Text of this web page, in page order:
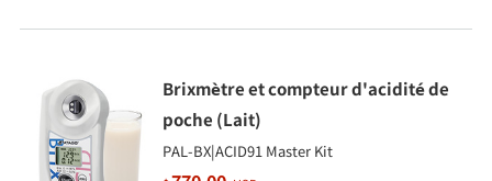
Brixmètre et compteur d'acidité de
poche (Lait)
PAL-BX|ACID91 Master Kit